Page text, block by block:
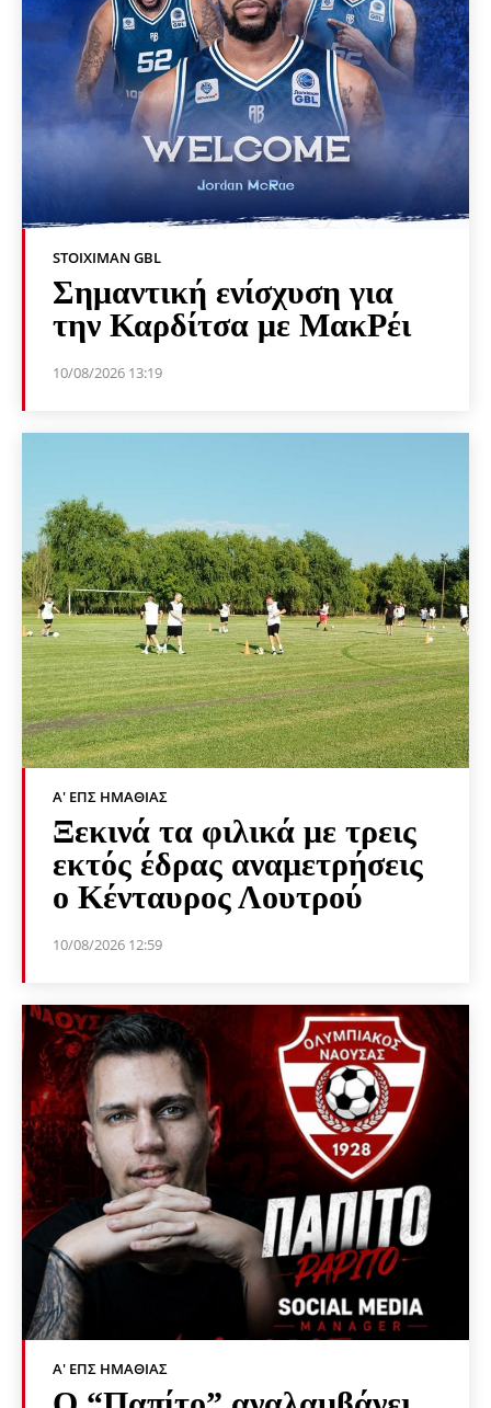
STOIXIMAN GBL
Σημαντική ενίσχυση για
την Καρδίτσα με ΜακΡέι
10/08/2026 13:19
Α' ΕΠΣ ΗΜΑΘΊΑΣ
Ξεκινά τα φιλικά με τρεις
εκτός έδρας αναμετρήσεις
ο Κένταυρος Λουτρού
10/08/2026 12:59
Α' ΕΠΣ ΗΜΑΘΊΑΣ